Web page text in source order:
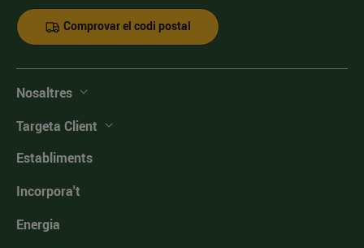
Comprovar el codi postal
Nosaltres
Targeta Client
Establiments
Incorpora't
Energia